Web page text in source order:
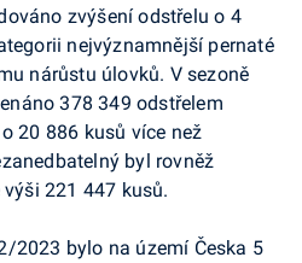
zvýšení odstřelu o 4
nejvýznamnější pernaté
nárůstu úlovků. V sezoně
378 349 odstřelem
20 886 kusů více než
byl rovněž
221 447 kusů.
2023 bylo na území Česka 5